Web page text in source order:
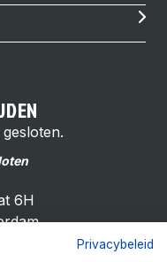
6H
Privacybeleid